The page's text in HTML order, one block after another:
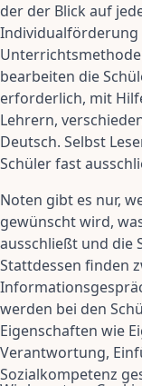
der der Blick auf
Individualförderung
bearbeiten die
erforderlich, mit
Lehrern,
Deutsch. Selbst
Schüler fast
Noten gibt es nur,
gewünscht wird,
ausschließt und die
Stattdessen finden
werden bei den
Eigenschaften wie
Verantwortung,
Sozialkompetenz